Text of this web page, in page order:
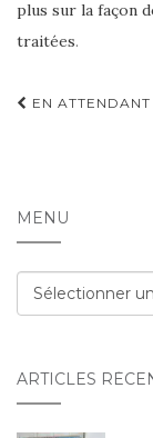
plus sur la façon
traitées.
EN
MENU
Menu
ARTICLES